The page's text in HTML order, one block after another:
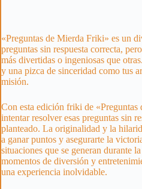
«Preguntas de Mierda Friki» es un
preguntas sin respuesta correcta,
más divertidas o ingeniosas que
y una pizca de sinceridad como tus
misión.
Con esta edición friki de
intentar resolver esas preguntas sin
planteado. La originalidad y la
a ganar puntos y asegurarte la
situaciones que se generan durante
momentos de diversión y
una experiencia inolvidable.